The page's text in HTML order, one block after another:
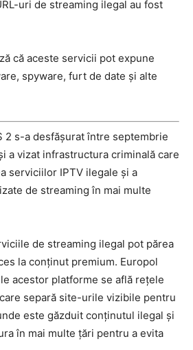
uri de streaming ilegal au fost
că aceste servicii pot expune
spyware, furt de date și alte
2 s-a desfășurat între septembrie
a vizat infrastructura criminală care
serviciilor IPTV ilegale și a
de streaming în mai multe
de streaming ilegal pot părea
la conținut premium. Europol
acestor platforme se află rețele
separă site-urile vizibile pentru
este găzduit conținutul ilegal și
în mai multe țări pentru a evita